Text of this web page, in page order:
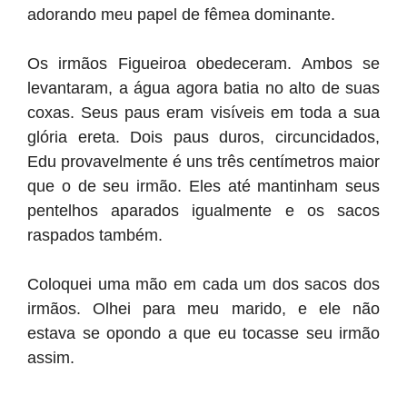
adorando meu papel de fêmea dominante.
Os irmãos Figueiroa obedeceram. Ambos se
levantaram, a água agora batia no alto de suas
coxas. Seus paus eram visíveis em toda a sua
glória ereta. Dois paus duros, circuncidados,
Edu provavelmente é uns três centímetros maior
que o de seu irmão. Eles até mantinham seus
pentelhos aparados igualmente e os sacos
raspados também.
Coloquei uma mão em cada um dos sacos dos
irmãos. Olhei para meu marido, e ele não
estava se opondo a que eu tocasse seu irmão
assim.